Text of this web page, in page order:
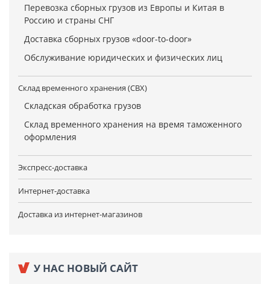
Перевозка сборных грузов из Европы и Китая в
Россию и страны СНГ
Доставка сборных грузов «door-to-door»
Обслуживание юридических и физических лиц
Склад временного хранения (СВХ)
Складская обработка грузов
Склад временного хранения на время таможенного
оформления
Экспресс-доставка
Интернет-доставка
Доставка из интернет-магазинов
У НАС НОВЫЙ САЙТ